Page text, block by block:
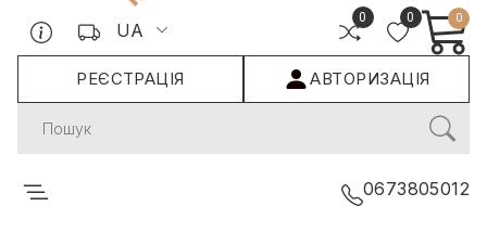
UA
0 0 0
РЕЄСТРАЦІЯ АВТОРИЗАЦІЯ
Search
0673805012